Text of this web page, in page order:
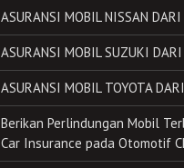
ASURANSI MOBIL NISSAN DARI
ASURANSI MOBIL SUZUKI
ASURANSI MOBIL TOYOTA
Berikan Perlindungan Mobil
Car Insurance pada Otomotif